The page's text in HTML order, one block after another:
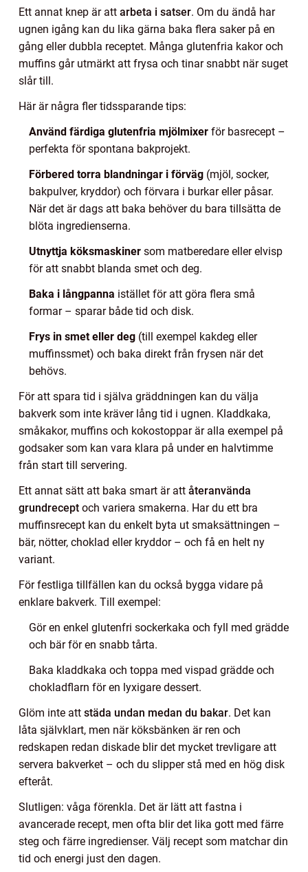
Ett annat knep är att arbeta i satser. Om du ändå har
ugnen igång kan du lika gärna baka flera saker på en
gång eller dubbla receptet. Många glutenfria kakor och
muffins går utmärkt att frysa och tinar snabbt när suget
slår till.
Här är några fler tidssparande tips:
Använd färdiga glutenfria mjölmixer för basrecept –
perfekta för spontana bakprojekt.
Förbered torra blandningar i förväg (mjöl, socker,
bakpulver, kryddor) och förvara i burkar eller påsar.
När det är dags att baka behöver du bara tillsätta de
blöta ingredienserna.
Utnyttja köksmaskiner som matberedare eller elvisp
för att snabbt blanda smet och deg.
Baka i långpanna istället för att göra flera små
formar – sparar både tid och disk.
Frys in smet eller deg (till exempel kakdeg eller
muffinssmet) och baka direkt från frysen när det
behövs.
För att spara tid i själva gräddningen kan du välja
bakverk som inte kräver lång tid i ugnen. Kladdkaka,
småkakor, muffins och kokostoppar är alla exempel på
godsaker som kan vara klara på under en halvtimme
från start till servering.
Ett annat sätt att baka smart är att återanvända
grundrecept och variera smakerna. Har du ett bra
muffinsrecept kan du enkelt byta ut smaksättningen –
bär, nötter, choklad eller kryddor – och få en helt ny
variant.
För festliga tillfällen kan du också bygga vidare på
enklare bakverk. Till exempel:
Gör en enkel glutenfri sockerkaka och fyll med grädde
och bär för en snabb tårta.
Baka kladdkaka och toppa med vispad grädde och
chokladflarn för en lyxigare dessert.
Glöm inte att städa undan medan du bakar. Det kan
låta självklart, men när köksbänken är ren och
redskapen redan diskade blir det mycket trevligare att
servera bakverket – och du slipper stå med en hög disk
efteråt.
Slutligen: våga förenkla. Det är lätt att fastna i
avancerade recept, men ofta blir det lika gott med färre
steg och färre ingredienser. Välj recept som matchar din
tid och energi just den dagen.